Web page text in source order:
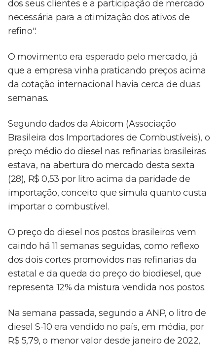
dos seus clientes e a participação de mercado
necessária para a otimização dos ativos de
refino".
O movimento era esperado pelo mercado, já
que a empresa vinha praticando preços acima
da cotação internacional havia cerca de duas
semanas.
Segundo dados da Abicom (Associação
Brasileira dos Importadores de Combustíveis), o
preço médio do diesel nas refinarias brasileiras
estava, na abertura do mercado desta sexta
(28), R$ 0,53 por litro acima da paridade de
importação, conceito que simula quanto custa
importar o combustível.
O preço do diesel nos postos brasileiros vem
caindo há 11 semanas seguidas, como reflexo
dos dois cortes promovidos nas refinarias da
estatal e da queda do preço do biodiesel, que
representa 12% da mistura vendida nos postos.
Na semana passada, segundo a ANP, o litro de
diesel S-10 era vendido no país, em média, por
R$ 5,79, o menor valor desde janeiro de 2022,